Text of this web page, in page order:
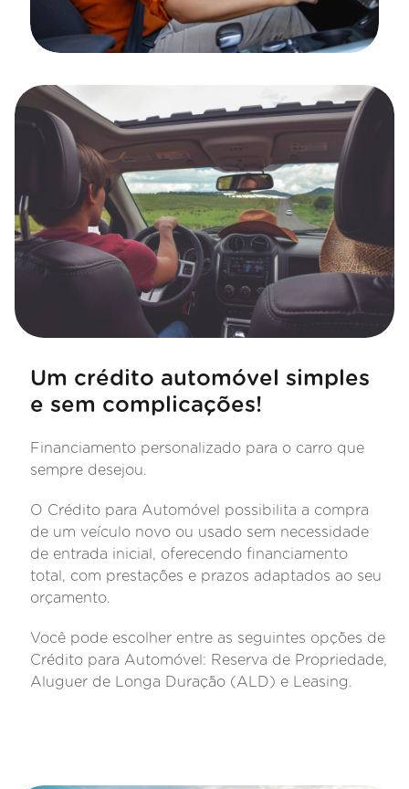
Um crédito automóvel simples
e sem complicações!
Financiamento personalizado para o carro que
sempre desejou.
O Crédito para Automóvel possibilita a compra
de um veículo novo ou usado sem necessidade
de entrada inicial, oferecendo financiamento
total, com prestações e prazos adaptados ao seu
orçamento.
Você pode escolher entre as seguintes opções de
Crédito para Automóvel: Reserva de Propriedade,
Aluguer de Longa Duração (ALD) e Leasing.